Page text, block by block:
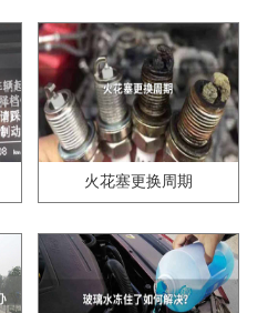
火花塞更换周期